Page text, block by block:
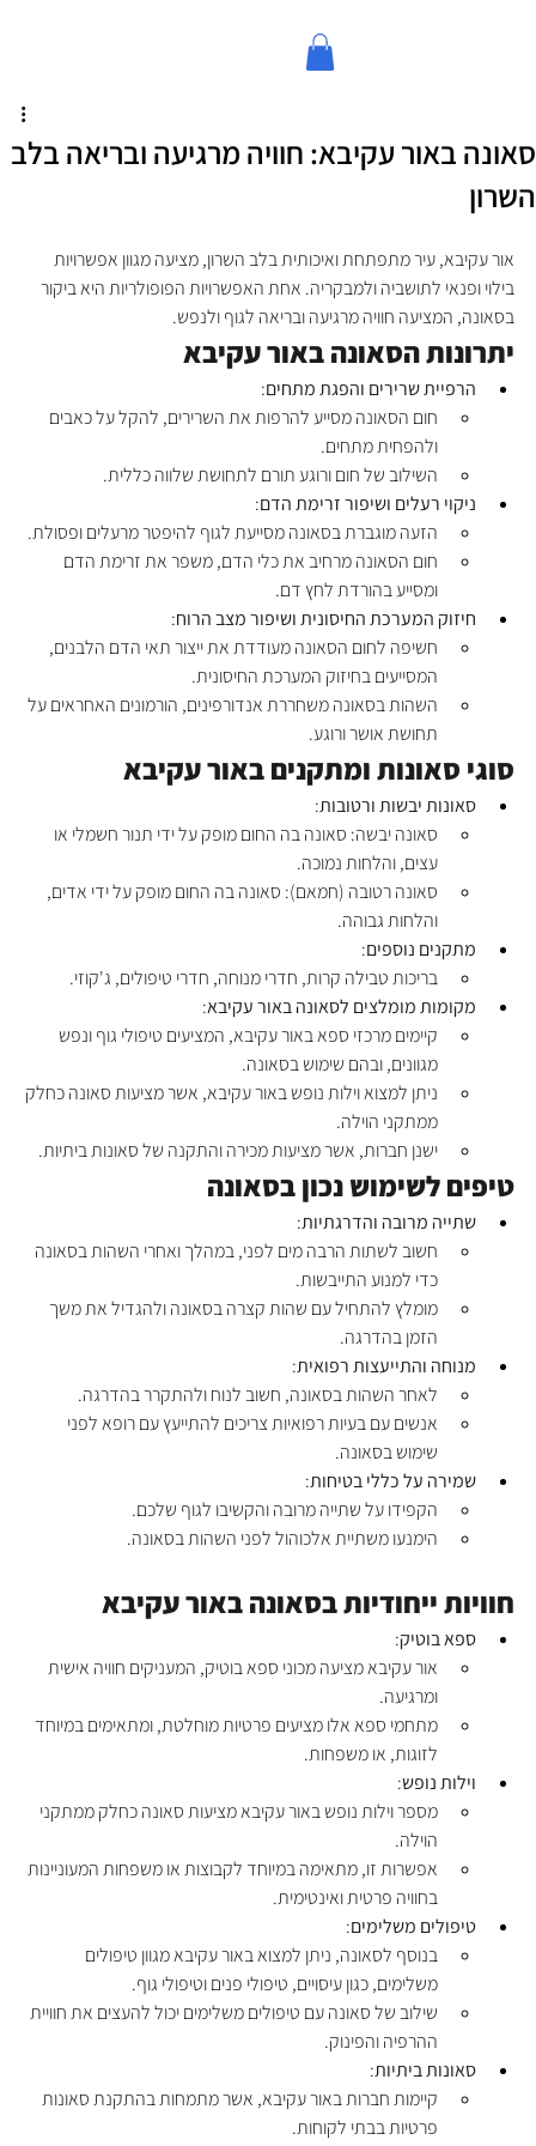
סאונה באור עקיבא: חוויה מרגיעה ובריאה בלב
השרון
אור עקיבא, עיר מתפתחת ואיכותית בלב השרון, מציעה מגוון אפשרויות
בילוי ופנאי לתושביה ולמבקריה. אחת האפשרויות הפופולריות היא ביקור
בסאונה, המציעה חוויה מרגיעה ובריאה לגוף ולנפש.
יתרונות הסאונה באור עקיבא
הרפיית שרירים והפגת מתחים:
חום הסאונה מסייע להרפות את השרירים, להקל על כאבים
ולהפחית מתחים.
השילוב של חום ורוגע תורם לתחושת שלווה כללית.
ניקוי רעלים ושיפור זרימת הדם:
הזעה מוגברת בסאונה מסייעת לגוף להיפטר מרעלים ופסולת.
חום הסאונה מרחיב את כלי הדם, משפר את זרימת הדם
ומסייע בהורדת לחץ דם.
חיזוק המערכת החיסונית ושיפור מצב הרוח:
חשיפה לחום הסאונה מעודדת את ייצור תאי הדם הלבנים,
המסייעים בחיזוק המערכת החיסונית.
השהות בסאונה משחררת אנדורפינים, הורמונים האחראים על
תחושת אושר ורוגע.
סוגי סאונות ומתקנים באור עקיבא
סאונות יבשות ורטובות:
סאונה יבשה: סאונה בה החום מופק על ידי תנור חשמלי או
עצים, והלחות נמוכה.
סאונה רטובה (חמאם): סאונה בה החום מופק על ידי אדים,
והלחות גבוהה.
מתקנים נוספים:
בריכות טבילה קרות, חדרי מנוחה, חדרי טיפולים, ג'קוזי.
מקומות מומלצים לסאונה באור עקיבא:
קיימים מרכזי ספא באור עקיבא, המציעים טיפולי גוף ונפש
מגוונים, ובהם שימוש בסאונה.
ניתן למצוא וילות נופש באור עקיבא, אשר מציעות סאונה כחלק
ממתקני הוילה.
ישנן חברות, אשר מציעות מכירה והתקנה של סאונות ביתיות.
טיפים לשימוש נכון בסאונה
שתייה מרובה והדרגתיות:
חשוב לשתות הרבה מים לפני, במהלך ואחרי השהות בסאונה
כדי למנוע התייבשות.
מומלץ להתחיל עם שהות קצרה בסאונה ולהגדיל את משך
הזמן בהדרגה.
מנוחה והתייעצות רפואית:
לאחר השהות בסאונה, חשוב לנוח ולהתקרר בהדרגה.
אנשים עם בעיות רפואיות צריכים להתייעץ עם רופא לפני
שימוש בסאונה.
שמירה על כללי בטיחות:
הקפידו על שתייה מרובה והקשיבו לגוף שלכם.
הימנעו משתיית אלכוהול לפני השהות בסאונה.
חוויות ייחודיות בסאונה באור עקיבא
ספא בוטיק:
אור עקיבא מציעה מכוני ספא בוטיק, המעניקים חוויה אישית
ומרגיעה.
מתחמי ספא אלו מציעים פרטיות מוחלטת, ומתאימים במיוחד
לזוגות, או משפחות.
וילות נופש:
מספר וילות נופש באור עקיבא מציעות סאונה כחלק ממתקני
הוילה.
אפשרות זו, מתאימה במיוחד לקבוצות או משפחות המעוניינות
בחוויה פרטית ואינטימית.
טיפולים משלימים:
בנוסף לסאונה, ניתן למצוא באור עקיבא מגוון טיפולים
משלימים, כגון עיסויים, טיפולי פנים וטיפולי גוף.
שילוב של סאונה עם טיפולים משלימים יכול להעצים את חוויית
ההרפיה והפינוק.
סאונות ביתיות:
קיימות חברות באור עקיבא, אשר מתמחות בהתקנת סאונות
פרטיות בבתי לקוחות.